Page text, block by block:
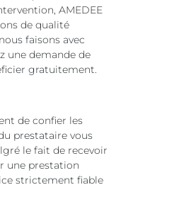
AMEDEE
de qualité
faisons avec
une demande de
gratuitement.
de confier les
prestataire vous
le fait de recevoir
une prestation
strictement fiable